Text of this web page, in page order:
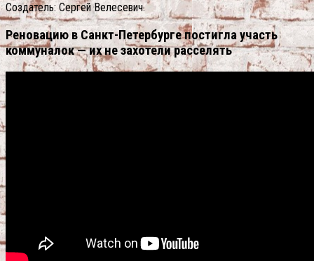
Создатель: Сергей Велесевич.
Реновацию в Санкт-Петербурге постигла участь
коммуналок — их не захотели расселять